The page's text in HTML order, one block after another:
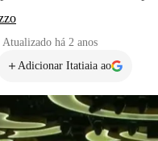
Atualizado há 2 anos
Adicionar Itatiaia ao